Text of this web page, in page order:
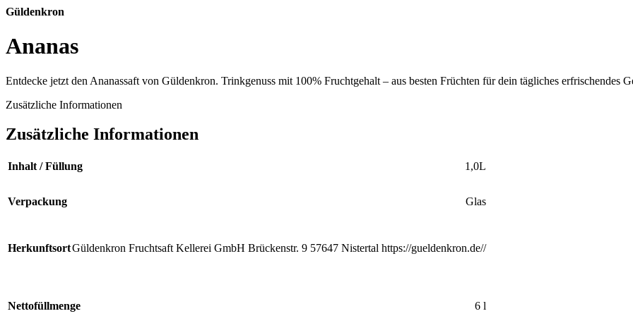
Güldenkron
Ananas
Entdecke jetzt den Ananassaft von Güldenkron. Trinkgenuss mit 100% Fruchtgehalt – aus besten Früchten für dein tägliches erfrischendes
Zusätzliche Informationen
Zusätzliche Informationen
Inhalt / Füllung 1,0L
Verpackung Glas
HerkunftsortGüldenkron Fruchtsaft Kellerei GmbH Brückenstr. 9 57647 Nistertal https://gueldenkron.de//
Nettofüllmenge 6 l